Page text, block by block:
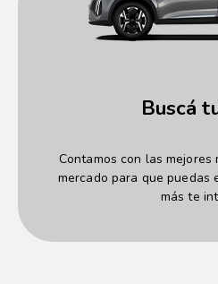
Buscá
Contamos con las
mercado para que puedas
más te